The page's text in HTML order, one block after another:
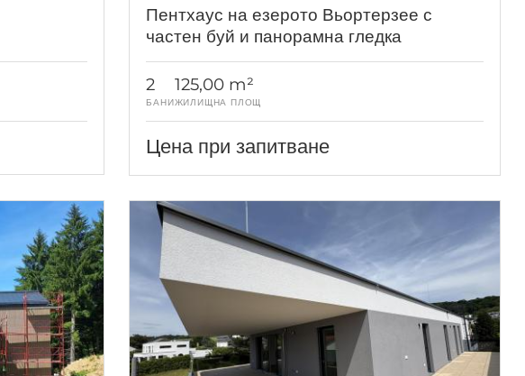
Пентхаус на езерото Вьортерзее с
частен буй и панорамна гледка
2
БАНИ
125,00 m²
ЖИЛИЩНА ПЛОЩ
Цена при запитване